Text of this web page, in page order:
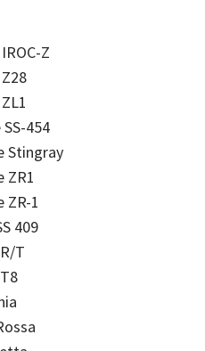
Z
454
Stingray
ZR1
ZR-1
409
T